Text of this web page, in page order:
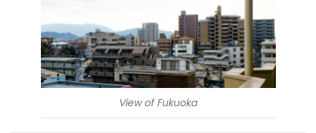
View of Fukuoka